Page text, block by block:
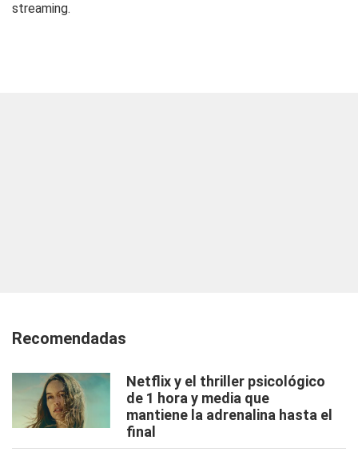
streaming.
Recomendadas
Netflix y el thriller psicológico
de 1 hora y media que
mantiene la adrenalina hasta el
final